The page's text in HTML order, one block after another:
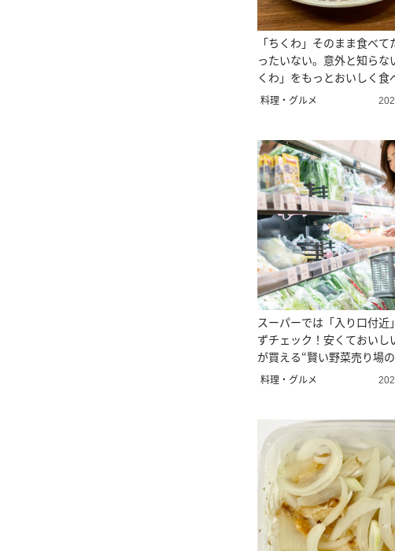
「ちくわ」そのまま食べて
ったいない。意外と知らな
くわ」をもっとおいしく食
法
料理・グルメ
スーパーでは「入り口付近
ずチェック！安くておいし
が買える“賢い野菜売り場
方”
料理・グルメ